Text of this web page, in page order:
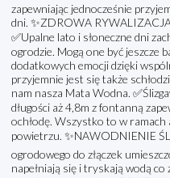
zapewniając jednocześnie
dni. ✨ZDROWA
✅Upalne lato i słoneczne dni
ogrodzie. Mogą one być jeszcze
dodatkowych emocji dzięki
przyjemnie jest się także
nam nasza Mata Wodna.
długości aż 4,8m z fontanną
ochłodę. Wszystko to w
powietrzu. ✨NAWODNIENIE
ogrodowego do złączek
napełniają się i tryskają wodą co